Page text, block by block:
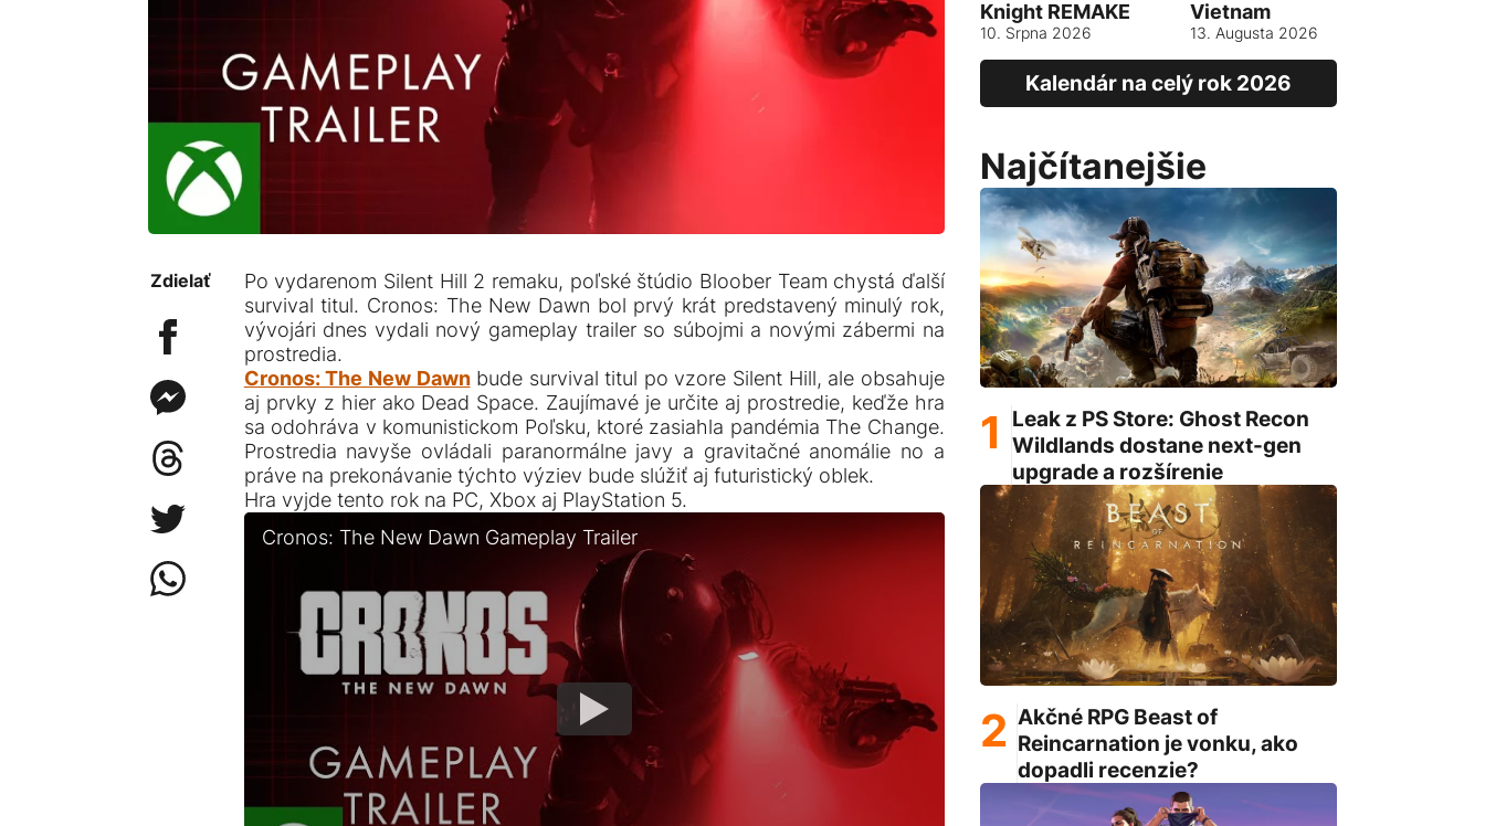
Zdielať
Po vydarenom Silent Hill 2 remaku, poľské štúdio Bloober Team chystá ďalší
survival titul. Cronos: The New Dawn bol prvý krát predstavený minulý rok,
vývojári dnes vydali nový gameplay trailer so súbojmi a novými zábermi na
prostredia.
Cronos: The New Dawnbude survival titul po vzore Silent Hill, ale obsahuje
aj prvky z hier ako Dead Space. Zaujímavé je určite aj prostredie, keďže hra
sa odohráva v komunistickom Poľsku, ktoré zasiahla pandémia The Change.
Prostredia navyše ovládali paranormálne javy a gravitačné anomálie no a
práve na prekonávanie týchto výziev bude slúžiť aj futuristický oblek.
Hra vyjde tento rok na PC, Xbox aj PlayStation 5.
Cronos: The New Dawn Gameplay Trailer
Knight REMAKE
10. Srpna 2026
Vietnam
13. Augusta 2026
Kalendár na celý rok 2026
Najčítanejšie
Leak z PS Store: Ghost Recon
Wildlands dostane next-gen
upgrade a rozšírenie
Akčné RPG Beast of
Reincarnation je vonku, ako
dopadli recenzie?